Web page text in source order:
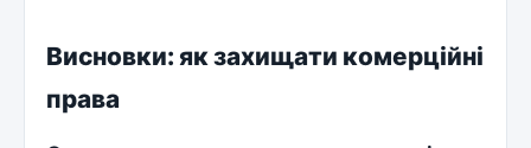
Висновки: як захищати комерційні
права